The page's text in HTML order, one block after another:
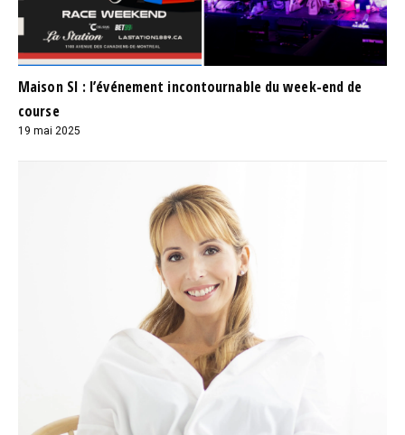
Maison SI : l’événement incontournable du week-end de
course
19 mai 2025